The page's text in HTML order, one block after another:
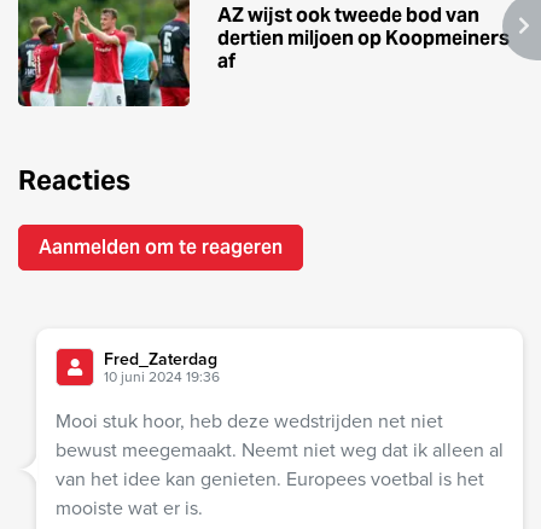
AZ wijst ook tweede bod van
dertien miljoen op Koopmeiners
af
Reacties
Aanmelden om te reageren
Fred_Zaterdag
10 juni 2024 19:36
Mooi stuk hoor, heb deze wedstrijden net niet
bewust meegemaakt. Neemt niet weg dat ik alleen al
van het idee kan genieten. Europees voetbal is het
mooiste wat er is.